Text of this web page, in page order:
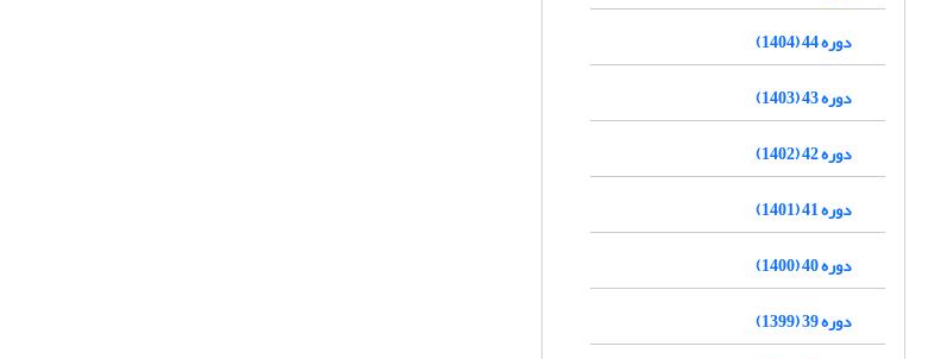
دوره 44 (1404)
دوره 43 (1403)
دوره 42 (1402)
دوره 41 (1401)
دوره 40 (1400)
دوره 39 (1399)